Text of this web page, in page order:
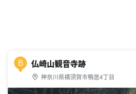
B 仏崎山観音寺跡
神奈川県横須賀市鴨居4丁目